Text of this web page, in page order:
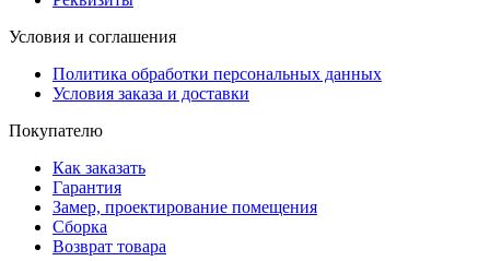
Условия и соглашения
Политика обработки персональных данных
Условия заказа и доставки
Покупателю
Как заказать
Гарантия
Замер, проектирование помещения
Сборка
Возврат товара